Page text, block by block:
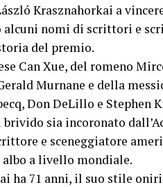
Krasznahorkai a
nomi di scrittori e
del premio.
Can Xue, del romeno
Murnane e della
Don DeLillo e Stephen
sia incoronato
e sceneggiatore
a livello mondiale.
ha 71 anni, il suo stile